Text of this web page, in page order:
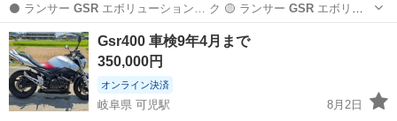
⚫️ ランサー GSRエボリューション… ク 🟡 ランサー GSRエボリュ
ーション… ボリューションⅥGSR／ブルー 【状態… ラックのランサ
ーGSRエボリューション…
熊本 健軍町駅 ミニカー
Gsr400 車検9年4月まで
350,000円
オンライン決済
岐阜県 可児駅
8月2日